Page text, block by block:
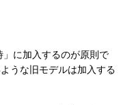
に加入するのが原則で
うな旧モデルは加入する